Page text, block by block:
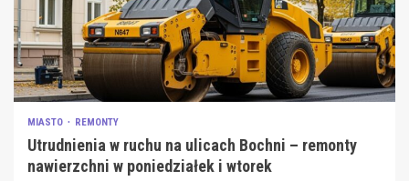
MIASTO REMONTY
Utrudnienia w ruchu na ulicach Bochni – remonty
nawierzchni w poniedziałek i wtorek